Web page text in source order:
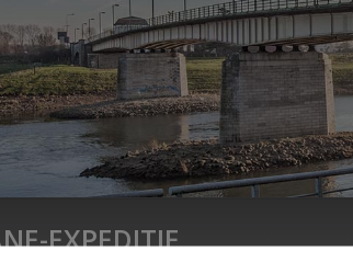
EXPEDITIE